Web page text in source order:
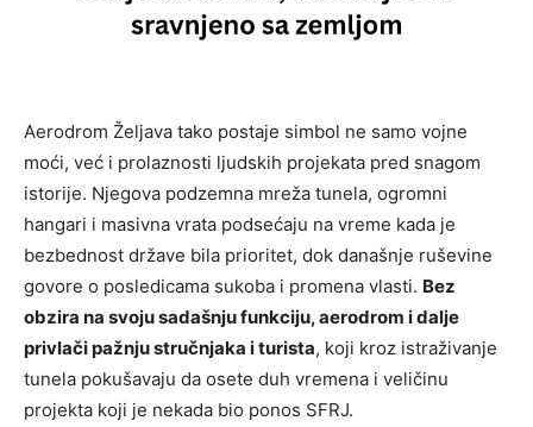
Aerodrom Željava tako postaje simbol ne samo vojne
moći, već i prolaznosti ljudskih projekata pred snagom
istorije. Njegova podzemna mreža tunela, ogromni
hangari i masivna vrata podsećaju na vreme kada je
bezbednost države bila prioritet, dok današnje ruševine
govore o posledicama sukoba i promena vlasti. Bez
obzira na svoju sadašnju funkciju, aerodrom i dalje
privlači pažnju stručnjaka i turista, koji kroz istraživanje
tunela pokušavaju da osete duh vremena i veličinu
projekta koji je nekada bio ponos SFRJ.